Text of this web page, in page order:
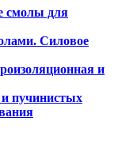
смолы для
Силовое
и
пучинистых